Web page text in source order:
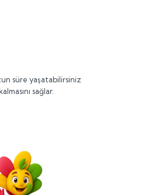
süre yaşatabilirsiniz
sağlar.